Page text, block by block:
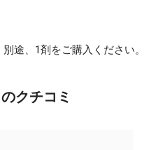
途、1剤をご購入ください。
クチコミ